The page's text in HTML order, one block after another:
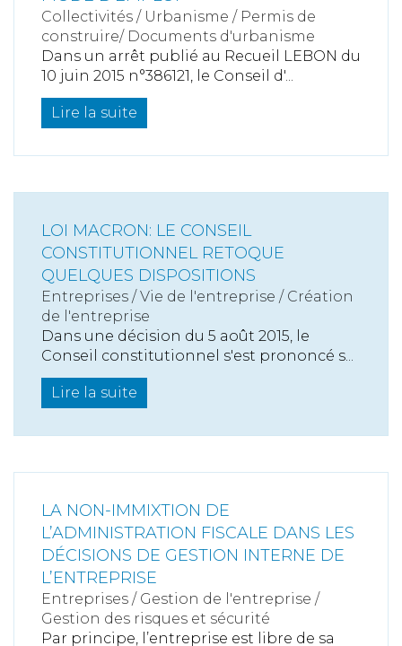
Collectivités / Urbanisme / Permis de
construire/ Documents d'urbanisme
Dans un arrêt publié au Recueil LEBON du
10 juin 2015 n°386121, le Conseil d'...
Lire la suite
LOI MACRON: LE CONSEIL
CONSTITUTIONNEL RETOQUE
QUELQUES DISPOSITIONS
Entreprises /Vie de l'entreprise / Création
de l'entreprise
Dans une décision du 5 août 2015, le
Conseil constitutionnel s'est prononcé s...
Lire la suite
LA NON-IMMIXTION DE
L’ADMINISTRATION FISCALE DANS LES
DÉCISIONS DE GESTION INTERNE DE
L’ENTREPRISE
Entreprises / Gestion de l'entreprise /
Gestion des risques et sécurité
Par principe, l’entreprise est libre de sa